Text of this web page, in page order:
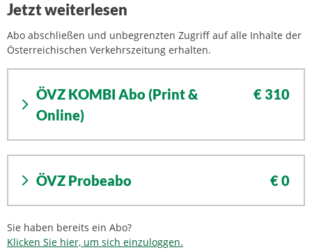
Jetzt weiterlesen
Abo abschließen und unbegrenzten Zugriff auf alle Inhalte der
Österreichischen Verkehrszeitung erhalten.
ÖVZ KOMBI Abo (Print &
Online)
€ 310
ÖVZ Probeabo € 0
Sie haben bereits ein Abo?
Klicken Sie hier, um sich einzuloggen.